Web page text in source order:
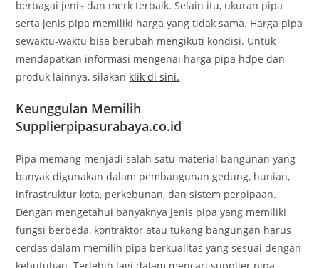
berbagai jenis dan merk terbaik. Selain itu, ukuran pipa
serta jenis pipa memiliki harga yang tidak sama. Harga pipa
sewaktu-waktu bisa berubah mengikuti kondisi. Untuk
mendapatkan informasi mengenai harga pipa hdpe dan
produk lainnya, silakan klik di sini.
Keunggulan Memilih
Supplierpipasurabaya.co.id
Pipa memang menjadi salah satu material bangunan yang
banyak digunakan dalam pembangunan gedung, hunian,
infrastruktur kota, perkebunan, dan sistem perpipaan.
Dengan mengetahui banyaknya jenis pipa yang memiliki
fungsi berbeda, kontraktor atau tukang bangungan harus
cerdas dalam memilih pipa berkualitas yang sesuai dengan